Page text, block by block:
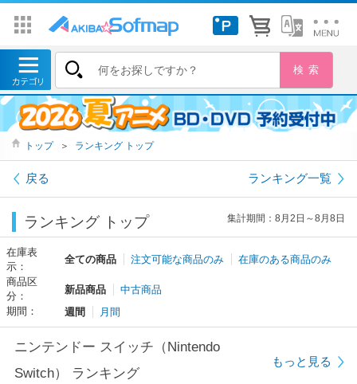
トップ ＞ ランキング トップ
戻る ランキング一覧
ランキング トップ 集計期間：8月2日～8月8日
在庫表
示：
全ての商品 注文可能な商品のみ
在庫のある商品のみ
商品区
分：
新品商品
中古商品
期間：
週間 月間
ニンテンドー スイッチ（Nintendo
Switch） ランキング
もっと見る